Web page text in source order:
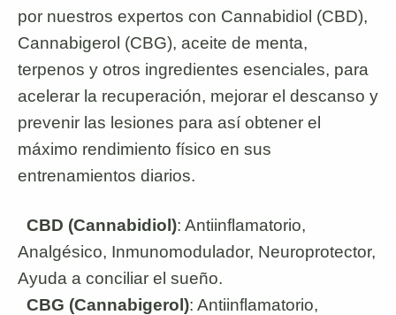
por nuestros expertos con Cannabidiol (CBD),
Cannabigerol (CBG), aceite de menta,
terpenos y otros ingredientes esenciales, para
acelerar la recuperación, mejorar el descanso y
prevenir las lesiones para así obtener el
máximo rendimiento físico en sus
entrenamientos diarios.
CBD (Cannabidiol): Antiinflamatorio,
Analgésico, Inmunomodulador, Neuroprotector,
Ayuda a conciliar el sueño.
CBG (Cannabigerol): Antiinflamatorio,